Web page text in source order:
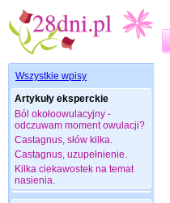
Wszystkie wpisy
Artykuły eksperckie
Ból okołoowulacyjny -
odczuwam moment owulacji?
Castagnus, słów kilka.
Castagnus, uzupełnienie.
Kilka ciekawostek na temat
nasienia.